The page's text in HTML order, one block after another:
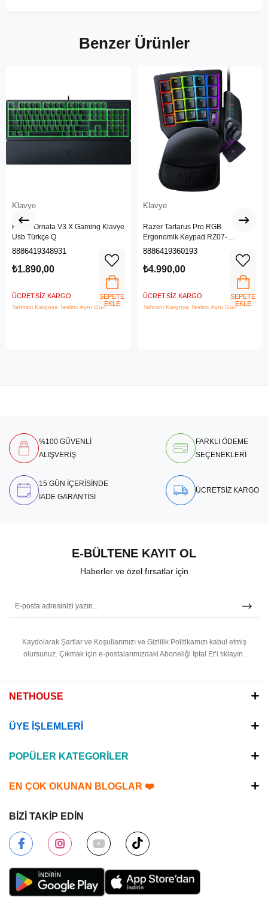
Benzer Ürünler
Klavye
Razer Ornata V3 X Gaming Klavye
Usb Türkçe Q
8886419348931
₺1.890,00
ÜCRETSIZ KARGO
Tahmini Kargoya Teslim: Aynı Gün
SEPETE
EKLE
Klavye
Razer Tartarus Pro RGB
Ergonomik Keypad RZ07-
03110100-R3M1
8886419360193
₺4.990,00
ÜCRETSIZ KARGO
Tahmini Kargoya Teslim: Aynı Gün
SEPETE
EKLE
%100 GÜVENLİ
ALIŞVERİŞ
FARKLI ÖDEME
SEÇENEKLERİ
15 GÜN İÇERİSİNDE
İADE GARANTİSİ
ÜCRETSİZ KARGO
E-BÜLTENE KAYIT OL
Haberler ve özel fırsatlar için
Kaydolarak Şartlar ve Koşullarımızı ve Gizlilik Politikamızı kabul etmiş
olursunuz. Çıkmak için e-postalarımızdaki Aboneliği İptal Et’i tıklayın.
NETHOUSE
ÜYE İŞLEMLERİ
POPÜLER KATEGORİLER
EN ÇOK OKUNAN BLOGLAR ❤️
BİZİ TAKİP EDİN